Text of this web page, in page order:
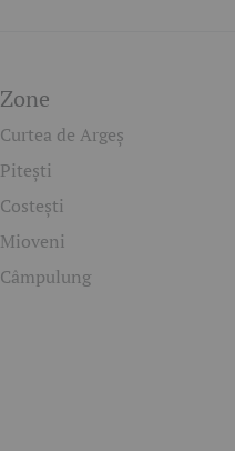
Zone
Curtea de Argeș
Pitești
Costești
Mioveni
Câmpulung